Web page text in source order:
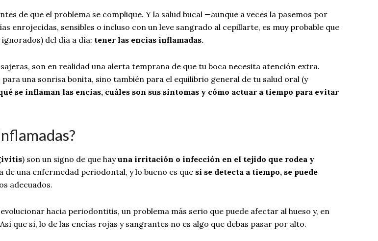
de que el problema se complique. Y la salud bucal —aunque a veces la pasemos por
enrojecidas, sensibles o incluso con un leve sangrado al cepillarte, es muy probable que
del día a día: tener las encías inflamadas.
son en realidad una alerta temprana de que tu boca necesita atención extra.
una sonrisa bonita, sino también para el equilibrio general de tu salud oral (y
se inflaman las encías, cuáles son sus síntomas y cómo actuar a tiempo para evitar
) son un signo de que hayuna irritación o infección en el tejido que rodea y
de una enfermedad periodontal, y lo bueno es que si se detecta a tiempo, se puede
adecuados.
hacia periodontitis, un problema más serio que puede afectar al hueso y, en
que sí, lo de las encías rojas y sangrantes no es algo que debas pasar por alto.